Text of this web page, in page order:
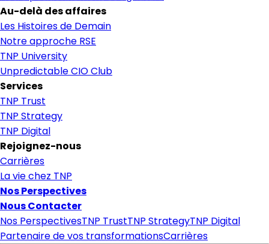
Au-delà des affaires
Les Histoires de Demain
Notre approche RSE
TNP University
Unpredictable CIO Club
Services
TNP Trust
TNP Strategy
TNP Digital
Rejoignez-nous
Carrières
La vie chez TNP
Nos Perspectives
Nous Contacter
Nos PerspectivesTNP TrustTNP StrategyTNP Digital
Partenaire de vos transformationsCarrières